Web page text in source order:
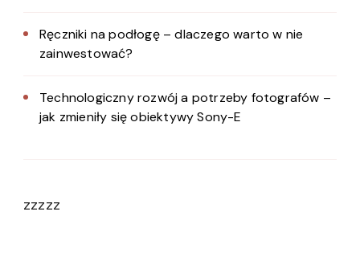
Ręczniki na podłogę – dlaczego warto w nie
zainwestować?
Technologiczny rozwój a potrzeby fotografów –
jak zmieniły się obiektywy Sony-E
zzzzz